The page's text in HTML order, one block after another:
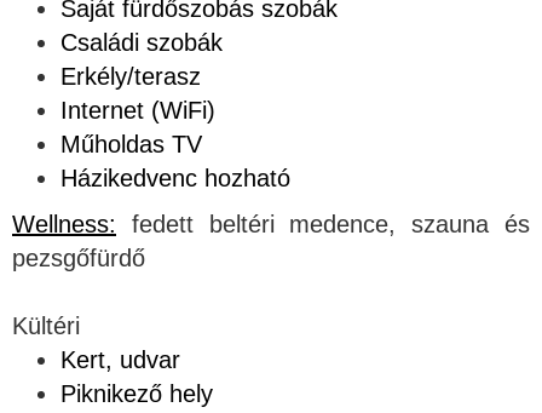
Saját fürdőszobás szobák
Családi szobák
Erkély/terasz
Internet (WiFi)
Műholdas TV
Házikedvenc hozható
Wellness:
fedett beltéri medence, szauna és
pezsgőfürdő
Kültéri
Kert, udvar
Piknikező hely